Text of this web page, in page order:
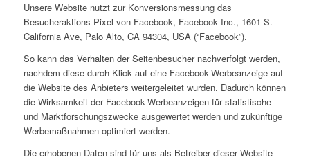
Unsere Website nutzt zur Konversionsmessung das
Besucheraktions-Pixel von Facebook, Facebook Inc., 1601 S.
California Ave, Palo Alto, CA 94304, USA (“Facebook”).
So kann das Verhalten der Seitenbesucher nachverfolgt werden,
nachdem diese durch Klick auf eine Facebook-Werbeanzeige auf
die Website des Anbieters weitergeleitet wurden. Dadurch können
die Wirksamkeit der Facebook-Werbeanzeigen für statistische
und Marktforschungszwecke ausgewertet werden und zukünftige
Werbemaßnahmen optimiert werden.
Die erhobenen Daten sind für uns als Betreiber dieser Website